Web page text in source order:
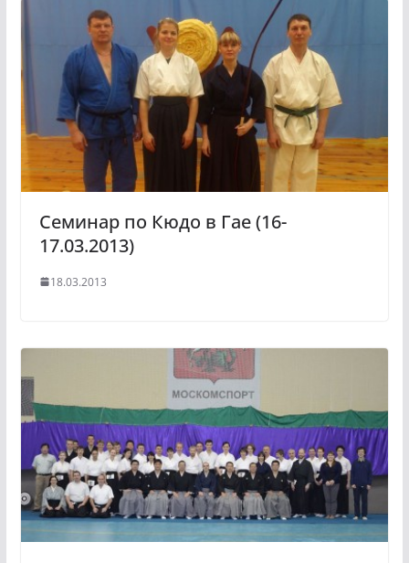
Семинар по Кюдо в Гае (16-
17.03.2013)
18.03.2013